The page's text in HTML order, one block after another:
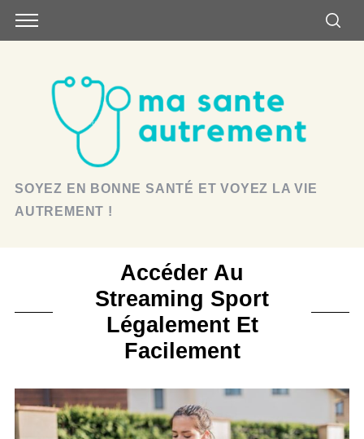
SOYEZ EN BONNE SANTÉ ET VOYEZ LA VIE
AUTREMENT !
Accéder Au
Streaming Sport
Légalement Et
Facilement